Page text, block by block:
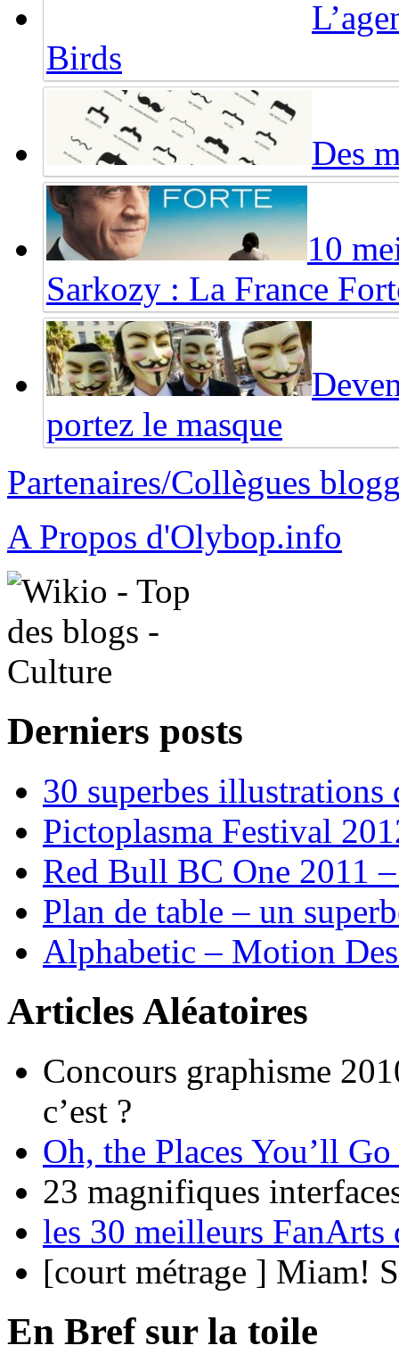
Birds
Des
10
Sarkozy : La France
portez le masque
Partenaires/Collègues
A Propos d'Olybop.info
Derniers posts
30 superbes
Pictoplasma Festival
Red Bull BC One 2011
Plan de table – un
Alphabetic – Motion
Articles Aléatoires
Concours graphisme
c’est ?
Oh, the Places You’ll
23 magnifiques
les 30 meilleurs FanArts
[court métrage ] Miam!
En Bref sur la toile